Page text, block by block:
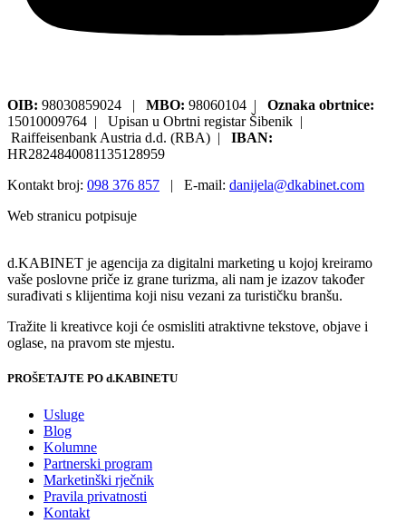
OIB: 98030859024 | MBO: 98060104 | Oznaka obrtnice:
15010009764 | Upisan u Obrtni registar Šibenik |
Raiffeisenbank Austria d.d. (RBA) |
IBAN:
HR2824840081135128959
Kontakt broj: 098 376 857 | E-mail: danijela@dkabinet.com
Web stranicu potpisuje
d.KABINET je agencija za digitalni marketing u kojoj kreiramo
vaše poslovne priče iz grane turizma, ali nam je izazov također
surađivati s klijentima koji nisu vezani za turističku branšu.
Tražite li kreativce koji će osmisliti atraktivne tekstove, objave i
oglase, na pravom ste mjestu.
PROŠETAJTE PO d.KABINETU
Usluge
Blog
Kolumne
Partnerski program
Marketinški rječnik
Pravila privatnosti
Kontakt